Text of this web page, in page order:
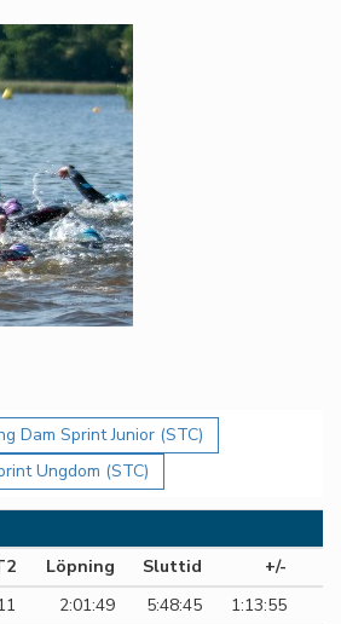
Dam Sprint Junior (STC)
Ungdom (STC)
Löpning Sluttid
+/-
2:01:49 5:48:45
1:13:55